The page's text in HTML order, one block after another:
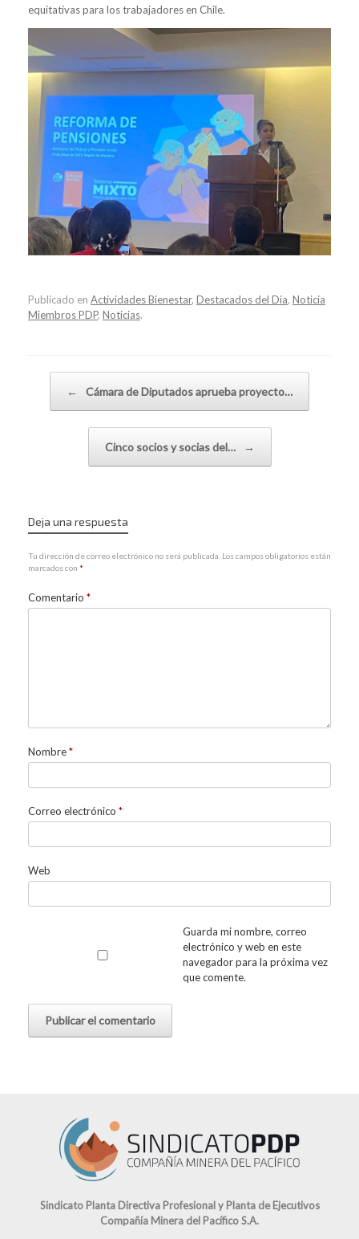
equitativas para los trabajadores en Chile.
Publicado en Actividades Bienestar, Destacados del Día, Noticia
Miembros PDP, Noticias.
← Cámara de Diputados aprueba proyecto…
Cinco socios y socias del… →
Deja una respuesta
Tu dirección de correo electrónico no será publicada. Los campos obligatorios están
marcados con *
Comentario *
Nombre*
Correo electrónico *
Web
Guarda mi nombre, correo
electrónico y web en este
navegador para la próxima vez
que comente.
Sindicato Planta Directiva Profesional y Planta de Ejecutivos
Compañía Minera del Pacífico S.A.